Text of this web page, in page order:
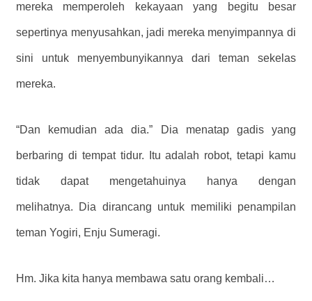
mereka memperoleh kekayaan yang begitu besar
sepertinya menyusahkan, jadi mereka menyimpannya di
sini untuk menyembunyikannya dari teman sekelas
mereka.
“Dan kemudian ada dia.” Dia menatap gadis yang
berbaring di tempat tidur. Itu adalah robot, tetapi kamu
tidak dapat mengetahuinya hanya dengan
melihatnya. Dia dirancang untuk memiliki penampilan
teman Yogiri, Enju Sumeragi.
Hm. Jika kita hanya membawa satu orang kembali…